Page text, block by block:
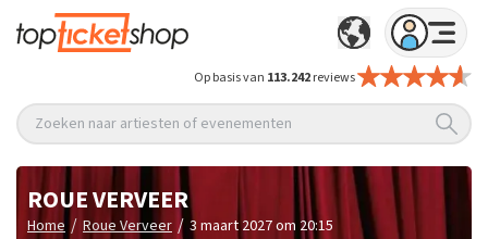
Op basis van 113.242reviews
Zoeken naar artiesten of evenementen
ROUE VERVEER
Home / Roue Verveer / 3 maart 2027 om 20:15